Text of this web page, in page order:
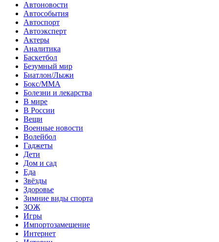
Автоновости
Автособытия
Автоспорт
Автоэксперт
Актеры
Аналитика
Баскетбол
Безумный мир
Биатлон/Лыжи
Бокс/MMA
Болезни и лекарства
В мире
В России
Вещи
Военные новости
Волейбол
Гаджеты
Дети
Дом и сад
Еда
Звёзды
Здоровье
Зимние виды спорта
ЗОЖ
Игры
Импортозамещение
Интернет